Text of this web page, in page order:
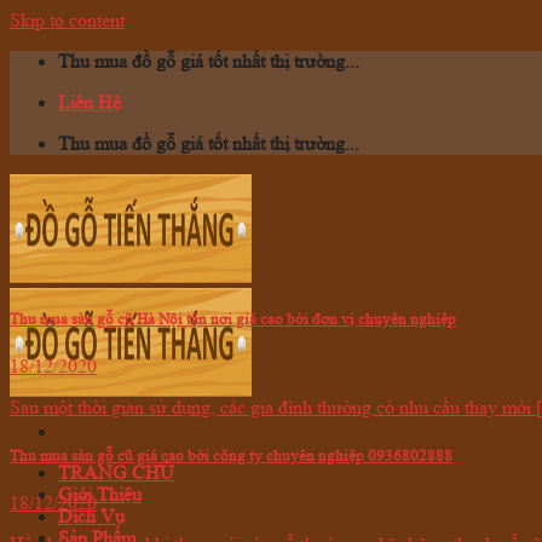
Skip to content
Thu mua đồ gỗ giá tốt nhất thị trường...
Liên Hệ
Thu mua đồ gỗ giá tốt nhất thị trường...
TRANG CHỦ
Giới Thiệu
Dịch Vụ
Sản Phẩm
Thu mua sàn gỗ cũ Hà Nội tận nơi giá cao bởi đơn vị chuyên nghiệp
18/12/2020
Sau một thời gian sử dụng, các gia đình thường có nhu cầu thay mới
Thu mua sàn gỗ cũ giá cao bởi công ty chuyên nghiệp 0936802888
18/12/2020